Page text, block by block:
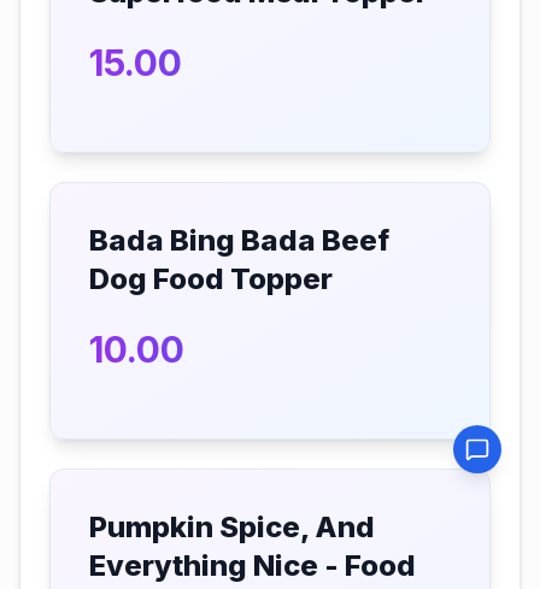
15.00
Bada Bing Bada Beef
Dog Food Topper
10.00
Pumpkin Spice, And
Everything Nice - Food